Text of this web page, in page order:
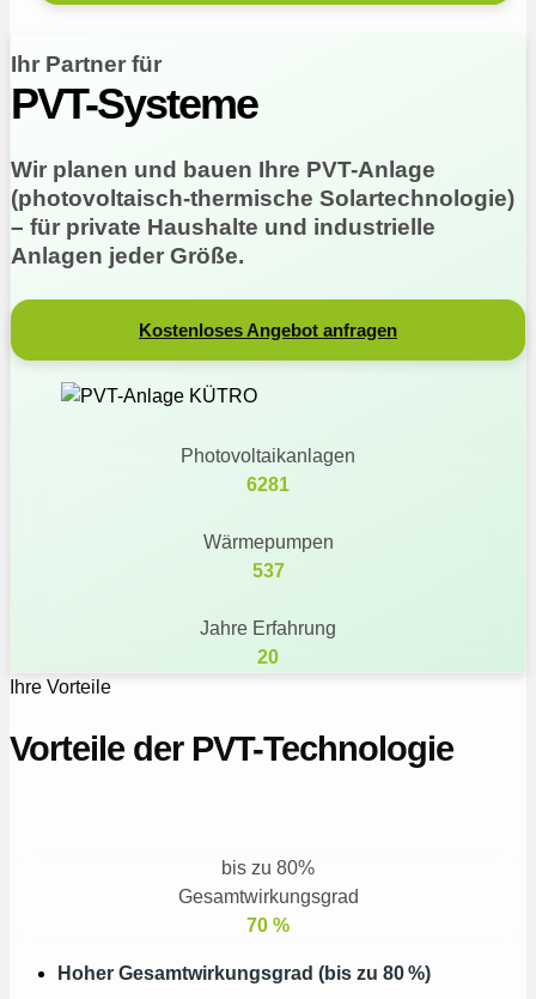
Ihr Partner für
PVT-Systeme
Wir planen und bauen Ihre PVT-Anlage
(photovoltaisch-thermische Solartechnologie)
– für private Haushalte und industrielle
Anlagen jeder Größe.
Kostenloses Angebot anfragen
Photovoltaikanlagen
6281
Wärmepumpen
537
Jahre Erfahrung
20
Ihre Vorteile
Vorteile der PVT-Technologie
bis zu 80%
Gesamtwirkungsgrad
70 %
Hoher Gesamtwirkungsgrad (bis zu 80 %)